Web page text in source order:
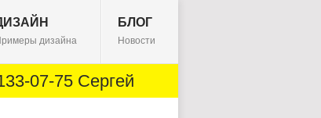
дизайна
БЛОГ
Новости
07-75 Сергей